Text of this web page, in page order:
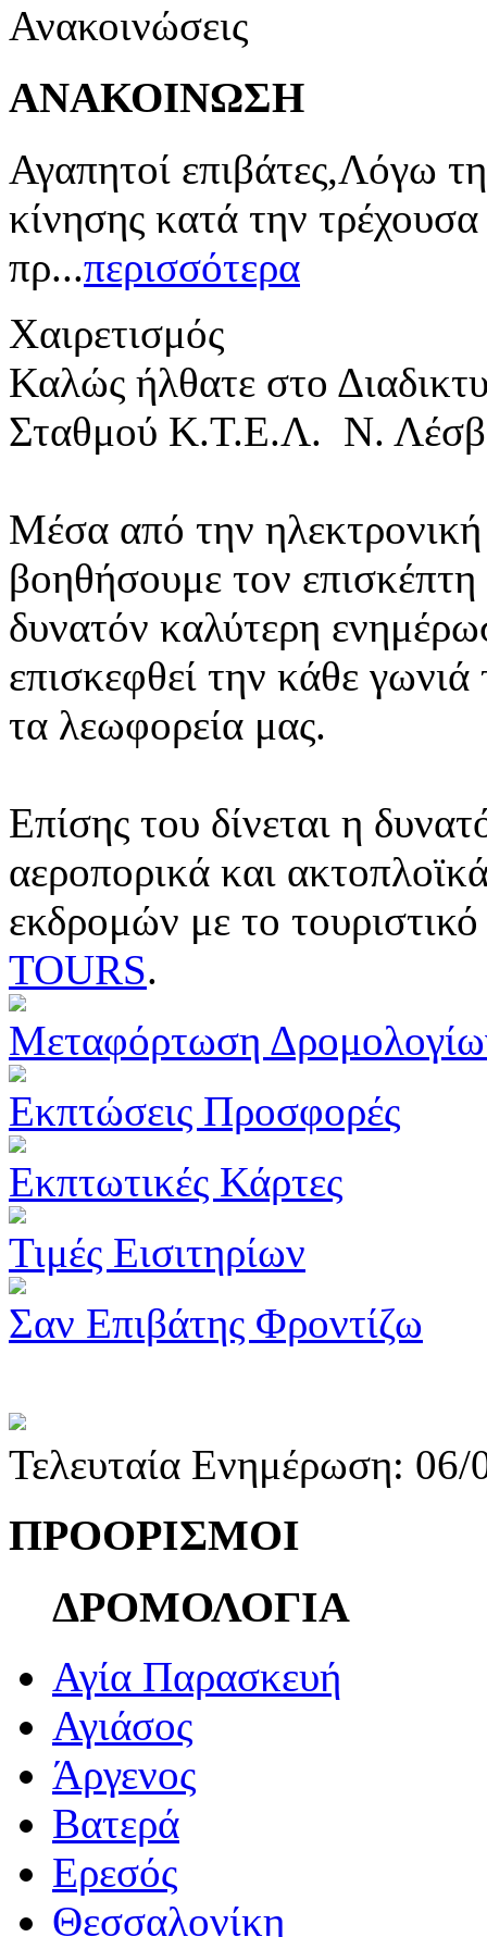
Ανακοινώσεις
ΑΝΑΚΟΙΝΩΣΗ
Αγαπητοί επιβάτες,Λόγω
κίνησης κατά την
πρ...περισσότερα
Χαιρετισμός
Καλώς ήλθατε στο
Σταθμού Κ.Τ.Ε.Λ. Ν.
Μέσα από την ηλεκτρονική
βοηθήσουμε τον
δυνατόν καλύτερη
επισκεφθεί την κάθε
τα λεωφορεία μας.
Επίσης του δίνεται η
αεροπορικά και
εκδρομών με το
TOURS.
Μεταφόρτωση
Εκπτώσεις Προσφορές
Εκπτωτικές Κάρτες
Τιμές Εισιτηρίων
Σαν Επιβάτης Φροντίζω
Τελευταία Ενημέρωση:
ΠΡΟΟΡΙΣΜΟΙ
ΔΡΟΜΟΛΟΓΙΑ
Αγία Παρασκευή
Αγιάσος
Άργενος
Βατερά
Ερεσός
Θεσσαλονίκη